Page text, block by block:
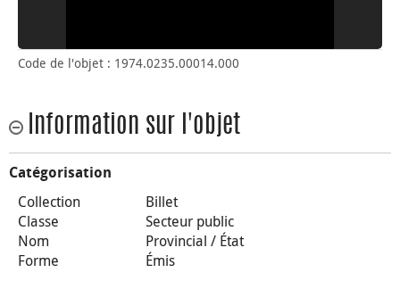
Code de l'objet : 1974.0235.00014.000
Information sur l'objet
Catégorisation
Collection
Billet
Classe
Secteur public
Nom
Provincial / État
Forme
Émis